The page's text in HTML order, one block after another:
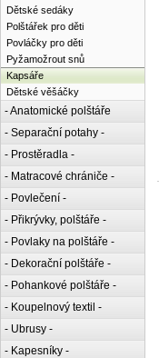
Dětské sedáky
Polštářek pro děti
Povláčky pro děti
Pyžamožrout snů
Kapsáře
Dětské věšáčky
- Anatomické polštáře
- Separační potahy -
- Prostěradla -
- Matracové chrániče -
- Povlečení -
- Přikrývky, polštáře -
- Povlaky na polštáře -
- Dekorační polštáře -
- Pohankové polštáře -
- Koupelnový textil -
- Ubrusy -
- Kapesníky -